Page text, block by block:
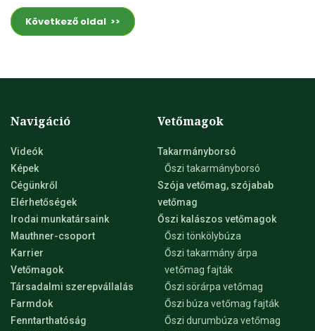
Következő oldal >>
Navigáció
Videók
Képek
Cégünkről
Elérhetőségek
Irodai munkatársaink
Mauthner-csoport
Karrier
Vetőmagok
Társadalmi szerepvállalás
Farmdok
Fenntarthatóság
Vetőmagok
Takarmányborsó
Őszi takarmányborsó
Szója vetőmag, szójabab
vetőmag
Őszi kalászos vetőmagok
Őszi tönkölybúza
Őszi takarmány árpa
vetőmag fajták
Őszi sörárpa vetőmag
Őszi búza vetőmag fajták
Őszi durumbúza vetőmag